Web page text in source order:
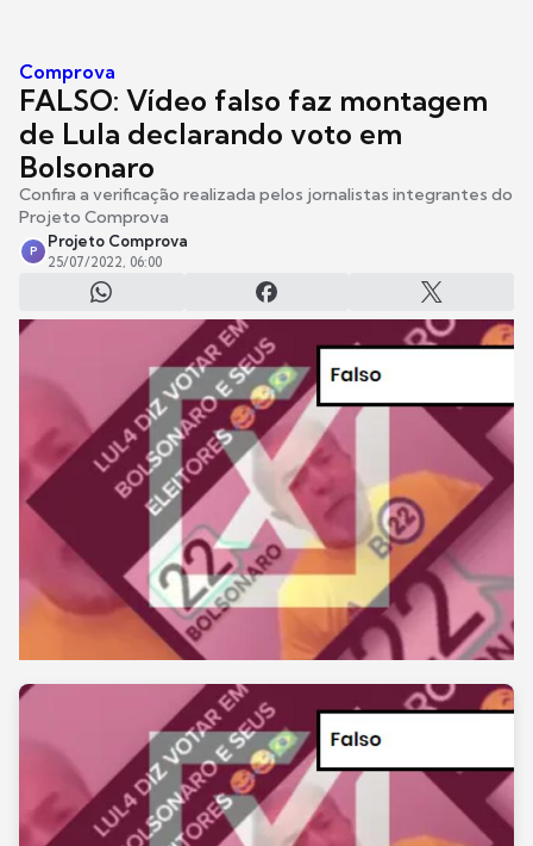
Comprova
FALSO: Vídeo falso faz montagem
de Lula declarando voto em
Bolsonaro
Confira a verificação realizada pelos jornalistas integrantes do
Projeto Comprova
P
Projeto Comprova
25/07/2022, 06:00